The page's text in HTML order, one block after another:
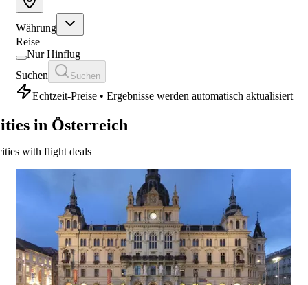
Währung
Reise
Nur Hinflug
Suchen
Suchen
Echtzeit-Preise • Ergebnisse werden automatisch aktualisiert
in Österreich
with flight deals